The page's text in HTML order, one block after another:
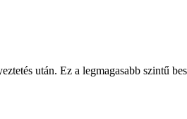
után. Ez a legmagasabb szintű